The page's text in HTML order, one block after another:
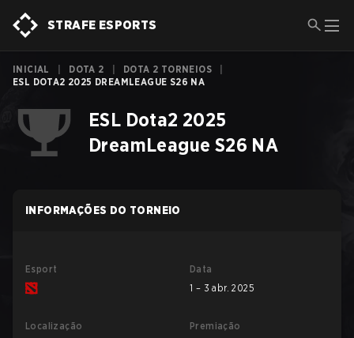
STRAFE ESPORTS
INICIAL DOTA 2 DOTA 2 TORNEIOS
ESL DOTA2 2025 DREAMLEAGUE S26 NA
ESL Dota2 2025
DreamLeague S26 NA
INFORMAÇÕES DO TORNEIO
Esport
Data
1 – 3 abr. 2025
Localização
Premiação